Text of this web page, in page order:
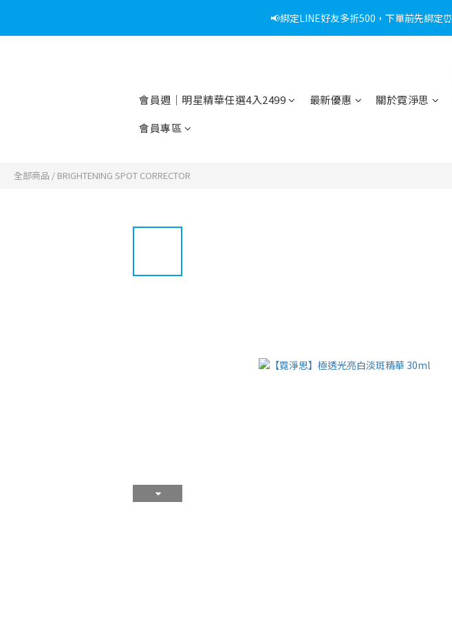
📢綁定LINE好友多折500，下單前先綁定⏰
會員週｜明星精華任選4入2499 最新優惠 關於霓淨思
會員專區
全部商品 / BRIGHTENING SPOT CORRECTOR